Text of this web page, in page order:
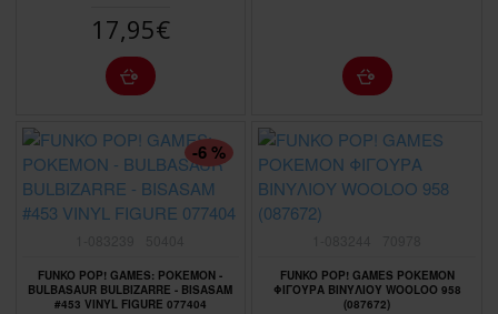
17,95€
-6 %
FUNKO POP! GAMES: POKEMON -
BULBASAUR BULBIZARRE - BISASAM
#453 VINYL FIGURE 077404
FUNKO POP! GAMES POKEMON
ΦΙΓΟΥΡΑ ΒΙΝΥΛΙΟΥ WOOLOO 958
(087672)